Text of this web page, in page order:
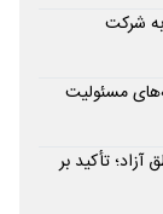
به شرکت
به برنامه‌های مسئولیت
تأکید بر